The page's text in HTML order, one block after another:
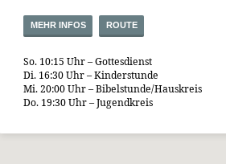
MEHR INFOS ROUTE
So. 10:15 Uhr – Gottesdienst
Di. 16:30 Uhr – Kinderstunde
Mi. 20:00 Uhr – Bibelstunde/Hauskreis
Do. 19:30 Uhr – Jugendkreis